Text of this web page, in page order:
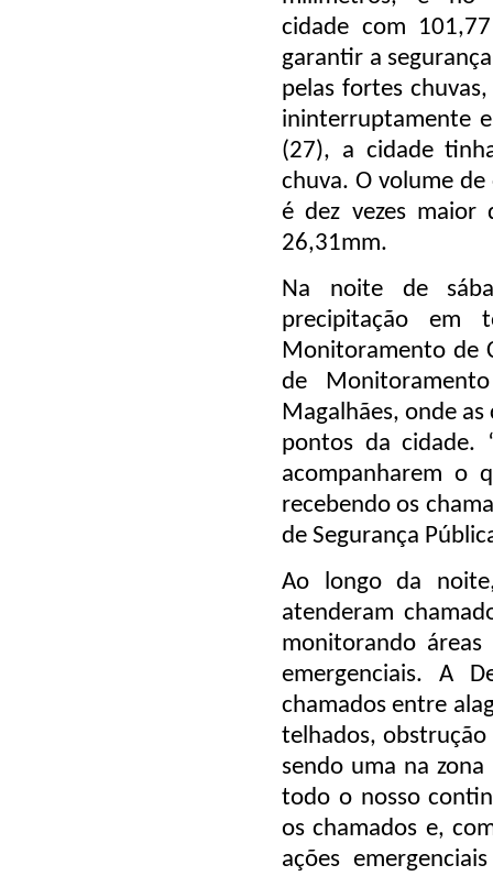
cidade com
garantir a
pelas fortes
ininterruptamente
(27), a cidade
chuva. O volume
é dez vezes
26,31mm.
Na noite de
precipitação em
Monitoramento de
de
Magalhães, onde
pontos da cidade.
acompanharem o
recebendo os
de Segurança
Ao longo da
atenderam
monitorando
emergenciais. A
chamados entre
telhados, obstrução
sendo uma na
todo o nosso
os chamados e,
ações